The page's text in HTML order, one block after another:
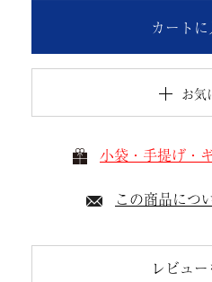
お気
カート
小袋・手提げ・
この商品につ
レビュー